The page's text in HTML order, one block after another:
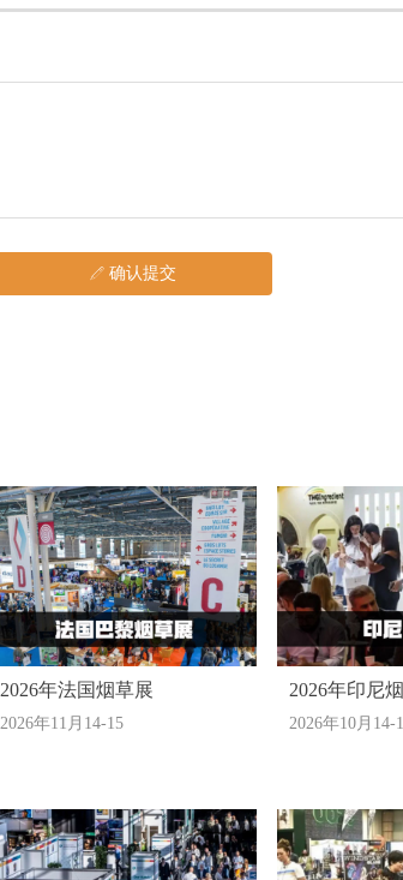
2026年法国烟草展
2026年11月14-15
2026年印尼
ASIA
2026年10月14-
ꁤ 确认提交